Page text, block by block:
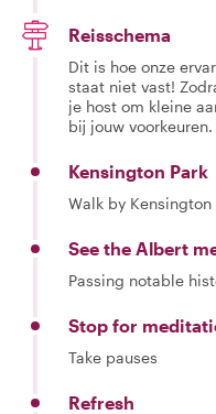
Reisschema
Dit is hoe onze
staat niet vast!
je host om kleine
bij jouw voorkeuren.
Kensington Park
Walk by Kensington
See the Albert
Passing notable
Stop for
Take pauses
Refresh